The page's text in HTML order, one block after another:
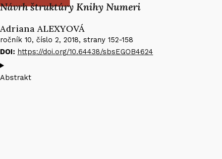
Návrh štruktúry Knihy Numeri
Adriana ALEXYOVÁ​
ročník 10, číslo 2, 2018, strany 152-158
DOI: https://doi.org/10.64438/sbsEGOB4624
Abstrakt